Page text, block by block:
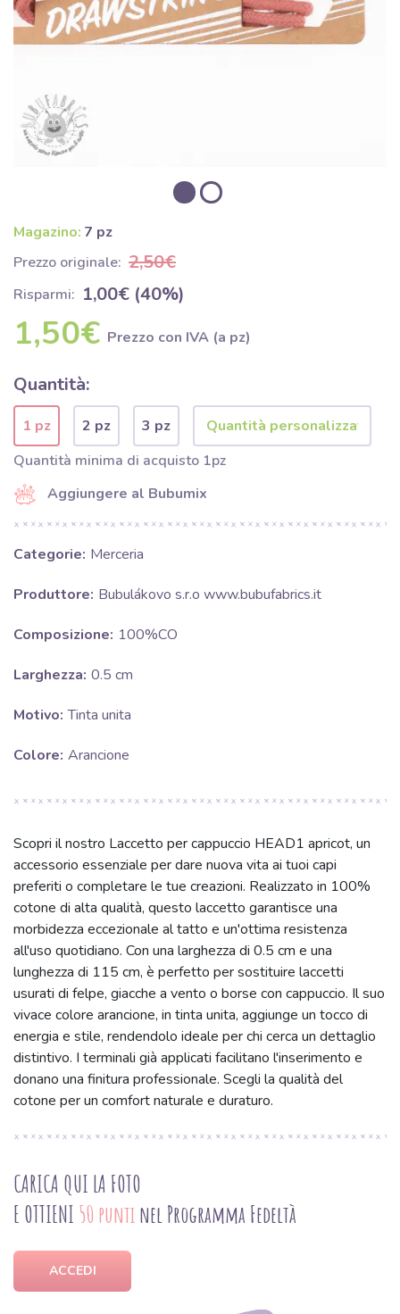
Magazino: 7 pz
Prezzo originale: 2,50€
Risparmi: 1,00€ (40%)
1,50€ Prezzo con IVA (a pz)
Quantità:
1 pz 2 pz
3 pz
Quantità minima di acquisto 1pz
Aggiungere al Bubumix
Categorie: Merceria
Produttore: Bubulákovo s.r.o www.bubufabrics.it
Composizione: 100%CO
Larghezza: 0.5 cm
Motivo: Tinta unita
Colore: Arancione
Scopri il nostro Laccetto per cappuccio HEAD1 apricot, un
accessorio essenziale per dare nuova vita ai tuoi capi
preferiti o completare le tue creazioni. Realizzato in 100%
cotone di alta qualità, questo laccetto garantisce una
morbidezza eccezionale al tatto e un'ottima resistenza
all'uso quotidiano. Con una larghezza di 0.5 cm e una
lunghezza di 115 cm, è perfetto per sostituire laccetti
usurati di felpe, giacche a vento o borse con cappuccio. Il suo
vivace colore arancione, in tinta unita, aggiunge un tocco di
energia e stile, rendendolo ideale per chi cerca un dettaglio
distintivo. I terminali già applicati facilitano l'inserimento e
donano una finitura professionale. Scegli la qualità del
cotone per un comfort naturale e duraturo.
CARICA QUI LA FOTO
E OTTIENI 50 punti nel Programma Fedeltà
ACCEDI